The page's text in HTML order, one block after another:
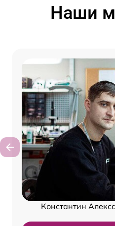
Наши
Константин